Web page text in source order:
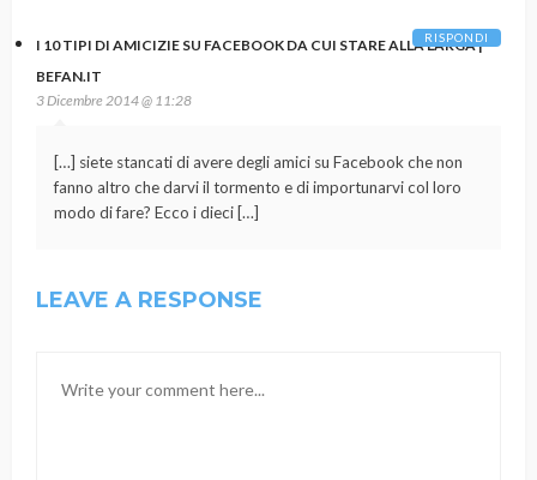
I 10 TIPI DI AMICIZIE SU FACEBOOK DA CUI STARE ALLA LARGA |
BEFAN.IT
3 Dicembre 2014 @ 11:28
[…] siete stancati di avere degli amici su Facebook che non
fanno altro che darvi il tormento e di importunarvi col loro
modo di fare? Ecco i dieci […]
RISPONDI
LEAVE A RESPONSE